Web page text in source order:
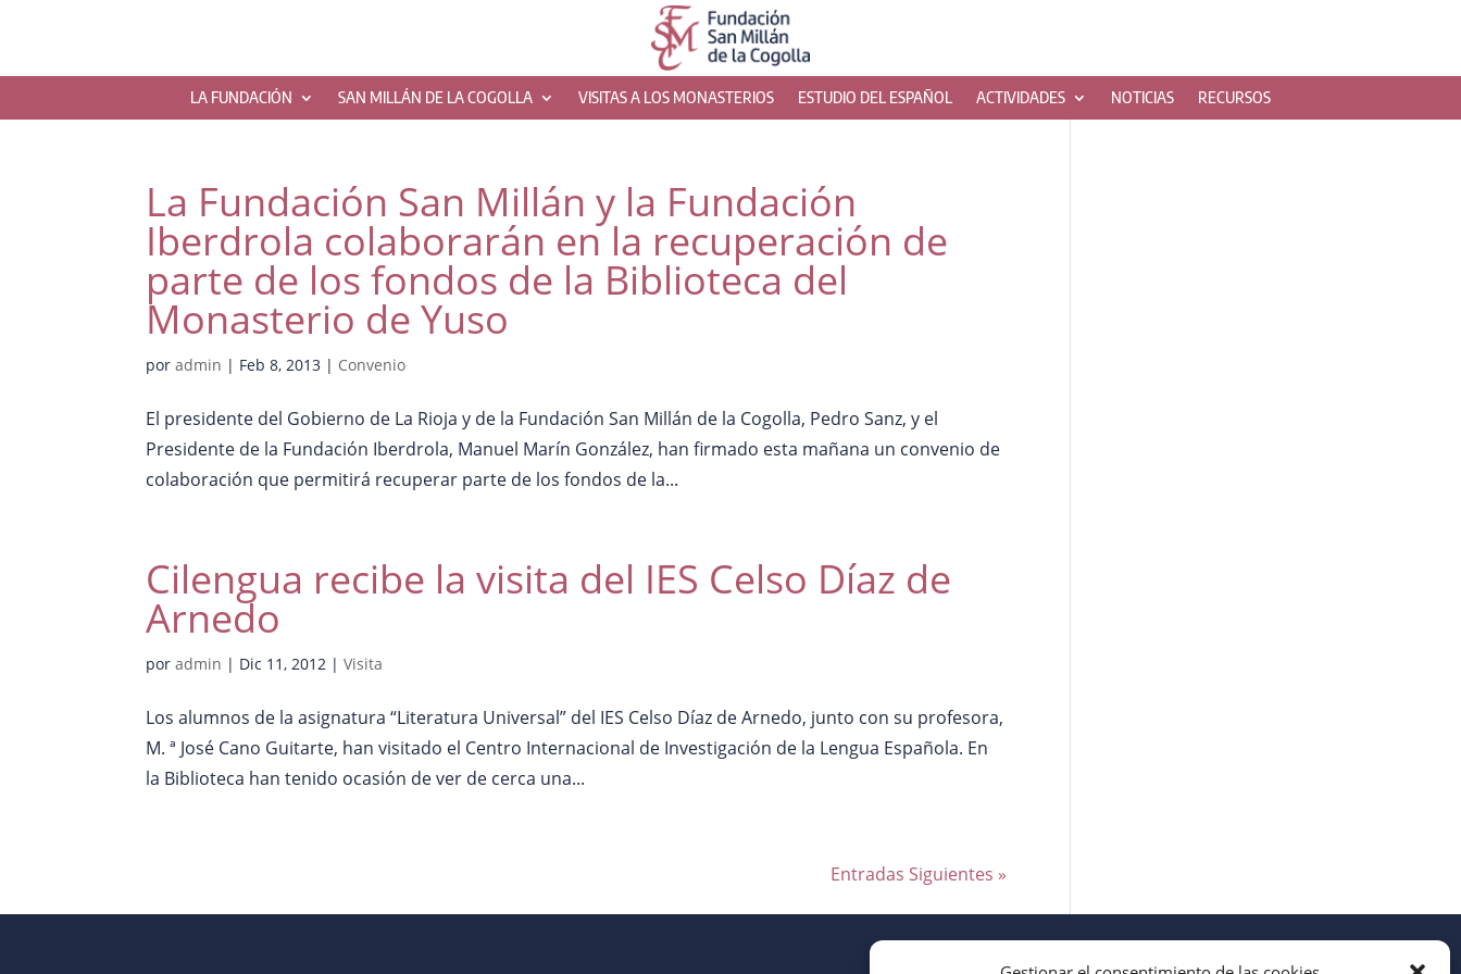
LA FUNDACIÓN SAN MILLÁN DE LA COGOLLA VISITAS A LOS MONASTERIOS ESTUDIO DEL ESPAÑOL ACTIVIDADES NOTICIAS RECURSOS
La Fundación San Millán y la Fundación
Iberdrola colaborarán en la recuperación de
parte de los fondos de la Biblioteca del
Monasterio de Yuso
poradmin | Feb 8, 2013 | Convenio
El presidente del Gobierno de La Rioja y de la Fundación San Millán de la Cogolla, Pedro Sanz, y el
Presidente de la Fundación Iberdrola, Manuel Marín González, han firmado esta mañana un convenio de
colaboración que permitirá recuperar parte de los fondos de la...
Cilengua recibe la visita del IES Celso Díaz de
Arnedo
poradmin | Dic 11, 2012 |Visita
Los alumnos de la asignatura “Literatura Universal” del IES Celso Díaz de Arnedo, junto con su profesora,
M. ª José Cano Guitarte, han visitado el Centro Internacional de Investigación de la Lengua Española. En
la Biblioteca han tenido ocasión de ver de cerca una...
Entradas Siguientes »